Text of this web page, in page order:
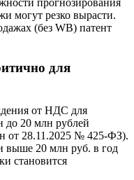
прогнозирования
могут резко вырасти.
(без WB) патент
для
от НДС для
20 млн рублей
от 28.11.2025 № 425-ФЗ).
выше 20 млн руб. в год
становится